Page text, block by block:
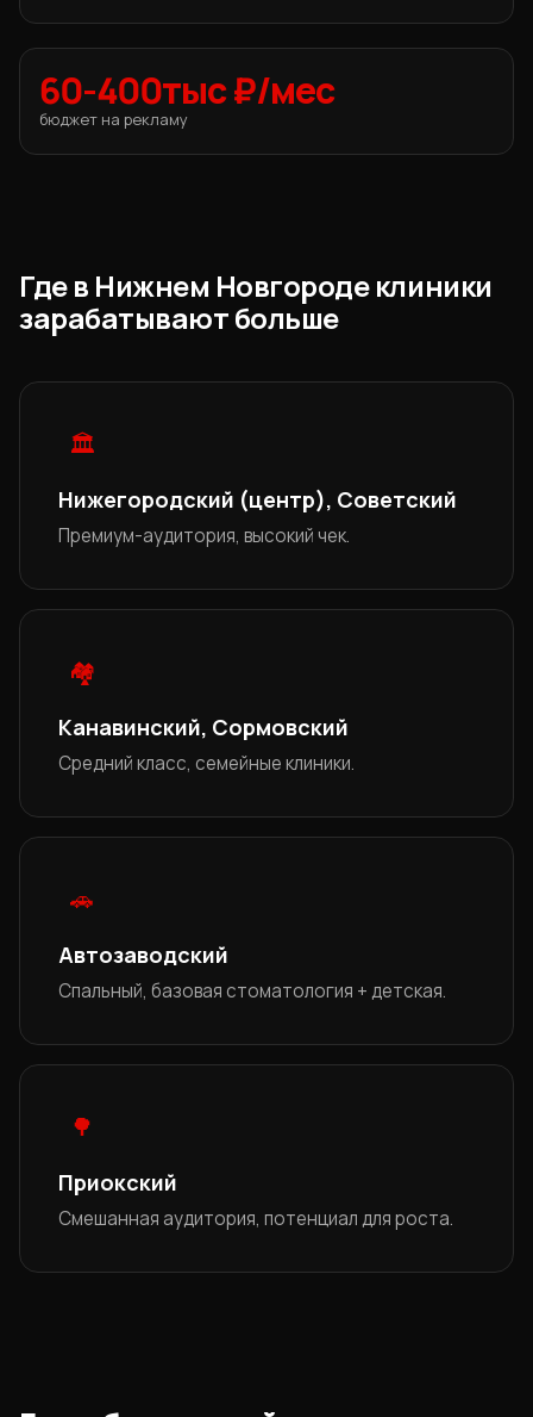
60-400тыс ₽/мес
бюджет на рекламу
Где в Нижнем Новгороде клиники
зарабатывают больше
🏛
Нижегородский (центр), Советский
Премиум-аудитория, высокий чек.
🏘
Канавинский, Сормовский
Средний класс, семейные клиники.
🚗
Автозаводский
Спальный, базовая стоматология + детская.
🌳
Приокский
Смешанная аудитория, потенциал для роста.